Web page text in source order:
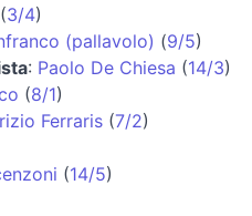
(3/4)
(pallavolo) (9/5)
: Paolo De Chiesa (14/3)
(8/1)
Ferraris (7/2)
(14/5)